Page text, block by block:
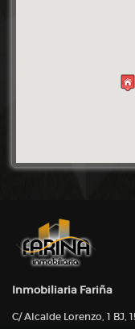
Inmobiliaria Fariña
C/ Alcalde Lorenzo, 1 BJ,